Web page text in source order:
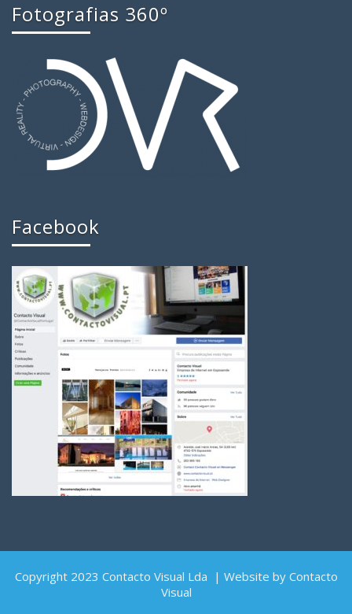
Fotografias 360º
Facebook
Copyright 2023 Contacto Visual Lda | Website by Contacto
Visual